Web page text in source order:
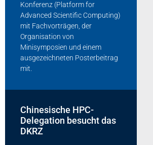
Konferenz (Platform for
Advanced Scientific Computing)
mit Fachvorträgen, der
Organisation von
Minisymposien und einem
ausgezeichneten Posterbeitrag
mit.
Chinesische HPC-
Delegation besucht das
DKRZ